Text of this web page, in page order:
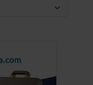
aquella
hay
da mucho